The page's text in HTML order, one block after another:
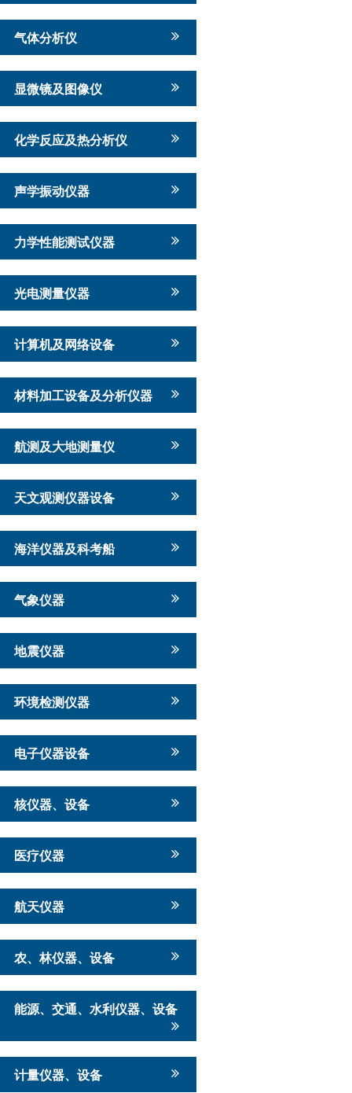
气体分析仪
显微镜及图像仪
化学反应及热分析仪
声学振动仪器
力学性能测试仪器
光电测量仪器
计算机及网络设备
材料加工设备及分析仪器
航测及大地测量仪
天文观测仪器设备
海洋仪器及科考船
气象仪器
地震仪器
环境检测仪器
电子仪器设备
核仪器、设备
医疗仪器
航天仪器
农、林仪器、设备
能源、交通、水利仪器、设备
计量仪器、设备